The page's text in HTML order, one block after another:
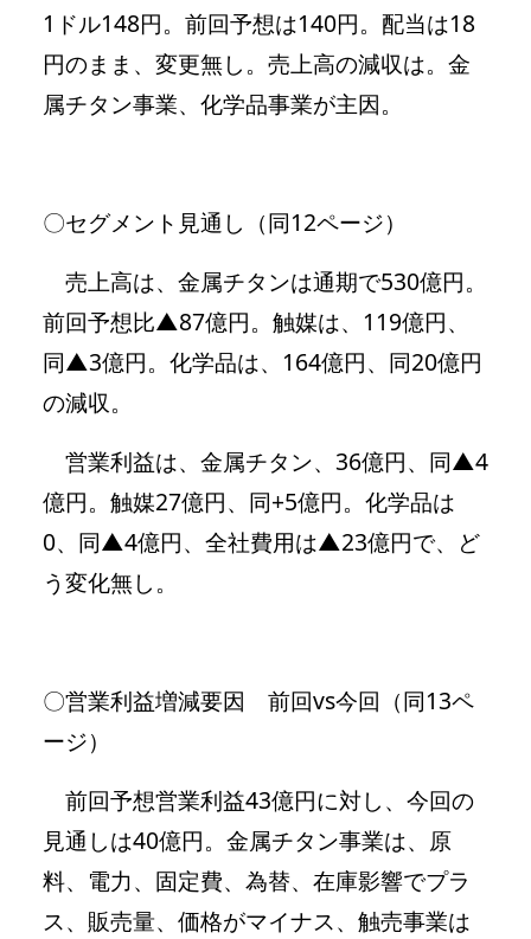
1ドル148円。前回予想は140円。配当は18
円のまま、変更無し。売上高の減収は。金
属チタン事業、化学品事業が主因。
〇セグメント見通し（同12ページ）
売上高は、金属チタンは通期で530億円。
前回予想比▲87億円。触媒は、119億円、
同▲3億円。化学品は、164億円、同20億円
の減収。
営業利益は、金属チタン、36億円、同▲4
億円。触媒27億円、同+5億円。化学品は
0、同▲4億円、全社費用は▲23億円で、ど
う変化無し。
〇営業利益増減要因 前回vs今回（同13ペ
ージ）
前回予想営業利益43億円に対し、今回の
見通しは40億円。金属チタン事業は、原
料、電力、固定費、為替、在庫影響でプラ
ス、販売量、価格がマイナス、触売事業は